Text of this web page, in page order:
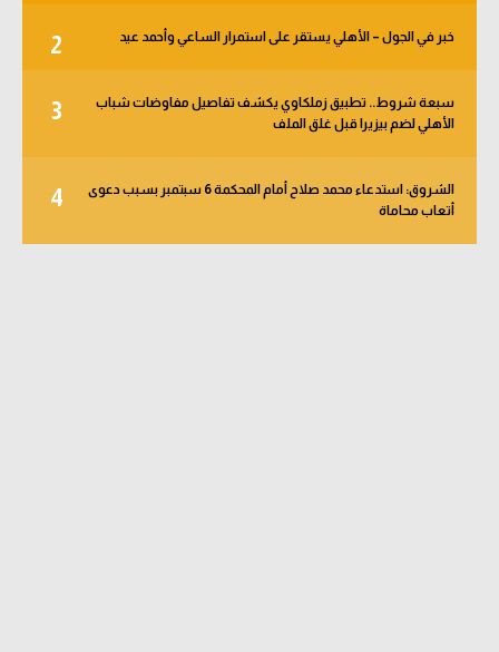
2 خبر في الجول – الأهلي يستقر على استمرار الساعي وأحمد عيد
3
سبعة شروط.. تطبيق زملكاوي يكشف تفاصيل مفاوضات شباب
الأهلي لضم بيزيرا قبل غلق الملف
4
الشروق: استدعاء محمد صلاح أمام المحكمة 6 سبتمبر بسبب دعوى
أتعاب محاماة